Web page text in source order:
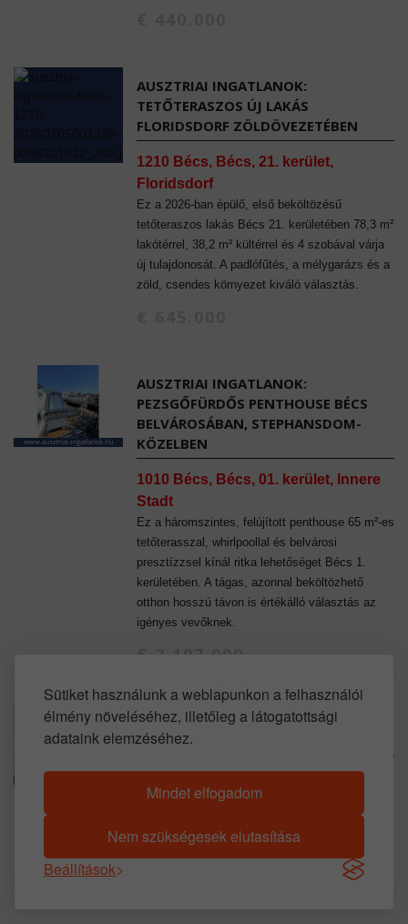
Sütiket használunk a weblapunkon a felhasználói
élmény növeléséhez, illetőleg a látogatottsági
adataink elemzéséhez.
Mindet elfogadom
Nem szükségesek elutasítása
Beállítások
AUSZTRIAI INGATLANOK:
PEZSGŐFÜRDŐS PENTHOUSE BÉCS
BELVÁROSÁBAN, STEPHANSDOM-
KÖZELBEN
1010 Bécs, Bécs, 01. kerület, Innere
Stadt
Ez a háromszintes, felújított penthouse 65 m²-es
tetőterasszal, whirlpoollal és belvárosi
presztízzsel kínál ritka lehetőséget Bécs 1.
kerületében. A tágas, azonnal beköltözhető
otthon hosszú távon is értékálló választás az
igényes vevőknek.
€ 2.197.000
AUSZTRIAI INGATLANOK: BÉRBE
ADOTT GRAZI BEFEKTETÉSI LAKÁS
Ez a 82 m²-es, 3 szobás grazi lakás 2027. július
biztosít. A felújított állapot, a távfűtés és a
központi fekvés befektetőknek is erős előny.
AUSZTRIAI INGATLANOK:
TETŐTERASZOS ÚJ LAKÁS
FLORIDSDORF ZÖLDÖVEZETÉBEN
1210 Bécs, Bécs, 21. kerület,
Floridsdorf
Ez a 2026-ban épülő, első beköltözésű
tetőteraszos lakás Bécs 21. kerületében 78,3 m²
lakótérrel, 38,2 m² kültérrel és 4 szobával várja
új tulajdonosát. A padlófűtés, a mélygarázs és a
zöld, csendes környezet kiváló választás.